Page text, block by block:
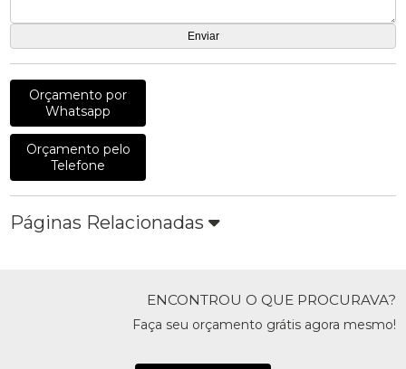
Orçamento por
Whatsapp
Orçamento pelo
Telefone
Páginas Relacionadas
ENCONTROU O QUE PROCURAVA?
Faça seu orçamento grátis agora mesmo!